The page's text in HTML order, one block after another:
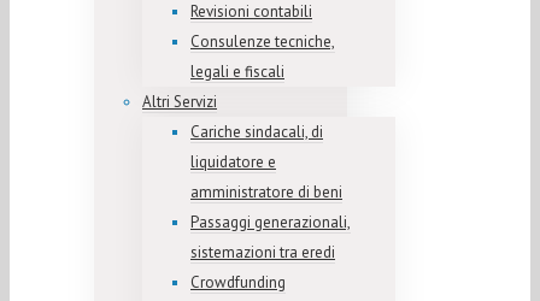
Revisioni contabili
Consulenze tecniche,
legali e fiscali
Altri Servizi
Cariche sindacali, di
liquidatore e
amministratore di beni
Passaggi generazionali,
sistemazioni tra eredi
Crowdfunding